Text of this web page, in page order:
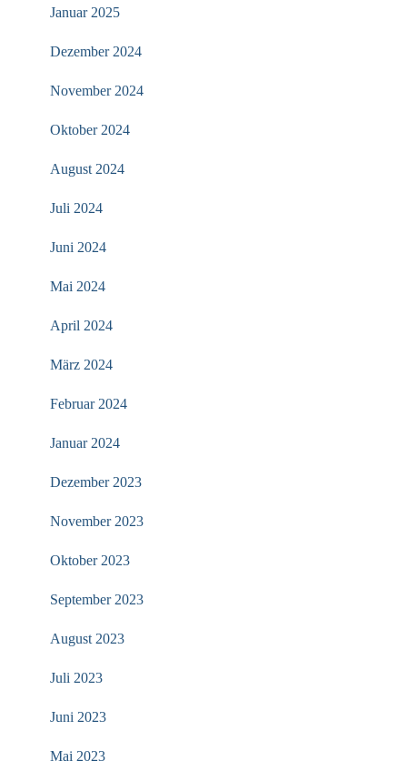
Januar 2025
Dezember 2024
November 2024
Oktober 2024
August 2024
Juli 2024
Juni 2024
Mai 2024
April 2024
März 2024
Februar 2024
Januar 2024
Dezember 2023
November 2023
Oktober 2023
September 2023
August 2023
Juli 2023
Juni 2023
Mai 2023